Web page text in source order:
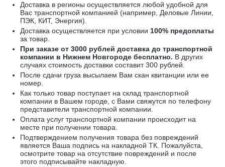
Доставка в регионы осуществляется любой удобной для
Вас транспортной компанией (например, Деловые Линии,
ПЭК, КИТ, Энергия).
Доставка осуществляется при условии 100% предоплаты
за товар.
При заказе от 3000 рублей доставка до транспортной
компании в Нижнем Новгороде бесплатно. В других
случаях стоимость доставки составит 300 рублей.
После сдачи груза высылаем Вам скан квитанции или ее
номер.
Как только товар поступает на склад транспортной
компании в Вашем городе, с Вами свяжутся по телефону
представители транспортной компании.
Оплата услуг транспортной компании происходит на
месте при получении товара.
Подтверждением получения товара без повреждений
является Ваша подпись на накладной ТК. Пожалуйста,
осмотрите товар на отсутствие повреждений и после
этого подписывайте накладную.